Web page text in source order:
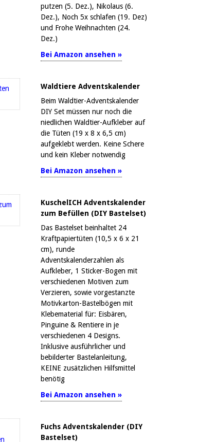
putzen (5. Dez.), Nikolaus (6.
Dez.), Noch 5x schlafen (19. Dez)
und Frohe Weihnachten (24.
Dez.)
Bei Amazon ansehen »
Waldtiere Adventskalender
Beim Waldtier-Adventskalender
DIY Set müssen nur noch die
niedlichen Waldtier-Aufkleber auf
die Tüten (19 x 8 x 6,5 cm)
aufgeklebt werden. Keine Schere
und kein Kleber notwendig
Bei Amazon ansehen »
KuschelICH Adventskalender
zum Befüllen (DIY Bastelset)
Das Bastelset beinhaltet 24
Kraftpapiertüten (10,5 x 6 x 21
cm), runde
Adventskalenderzahlen als
Aufkleber, 1 Sticker-Bogen mit
verschiedenen Motiven zum
Verzieren, sowie vorgestanzte
Motivkarton-Bastelbögen mit
Klebematerial für: Eisbären,
Pinguine & Rentiere in je
verschiedenen 4 Designs.
Inklusive ausführlicher und
bebilderter Bastelanleitung,
KEINE zusätzlichen Hilfsmittel
benötig
Bei Amazon ansehen »
Fuchs Adventskalender (DIY
Bastelset)